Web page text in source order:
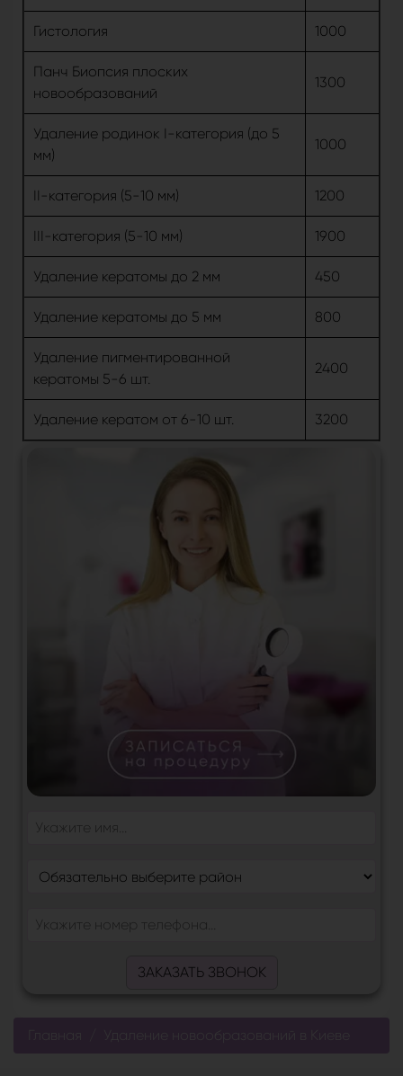
Гистология 1000
Панч Биопсия плоских
новообразований
1300
Удаление родинок I-категория (до 5
мм)
1000
II-категория (5-10 мм) 1200
III-категория (5-10 мм) 1900
Удаление кератомы до 2 мм 450
Удаление кератомы до 5 мм 800
Удаление пигментированной
кератомы 5-6 шт.
2400
Удаление кератом от 6-10 шт. 3200
ЗАКАЗАТЬ ЗВОНОК
Главная Удаление новообразований в Киеве